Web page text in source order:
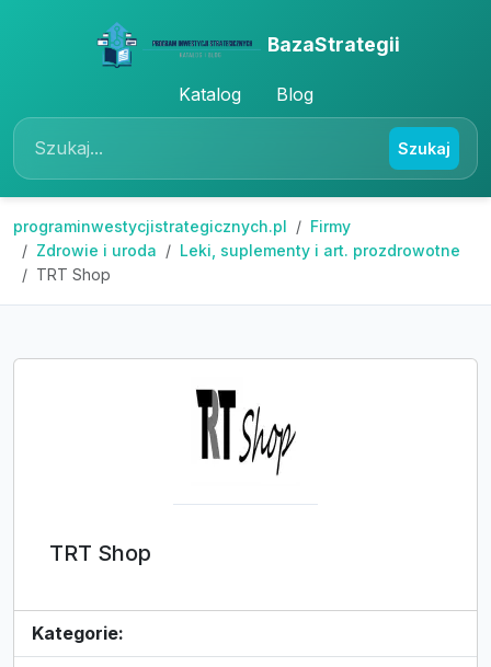
BazaStrategii
Katalog Blog
Szukaj
programinwestycjistrategicznych.pl
Firmy
Zdrowie i uroda
Leki, suplementy i art. prozdrowotne
TRT Shop
TRT Shop
Kategorie: